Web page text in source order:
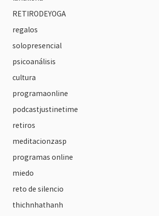
RETIRODEYOGA
regalos
solopresencial
psicoanálisis
cultura
programaonline
podcastjustinetime
retiros
meditacionzasp
programas online
miedo
reto de silencio
thichnhathanh